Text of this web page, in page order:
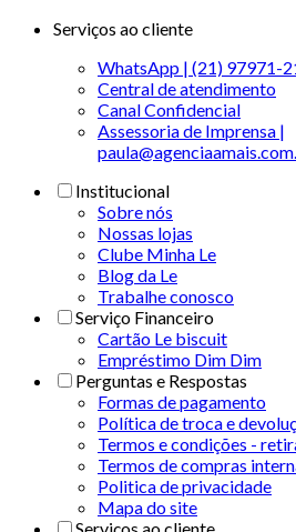
Serviços ao cliente
WhatsApp | (21) 97971-
Central de atendimento
Canal Confidencial
Assessoria de Imprensa |
Institucional
Sobre nós
Nossas lojas
Clube Minha Le
Blog da Le
Trabalhe conosco
Serviço Financeiro
Cartão Le biscuit
Empréstimo Dim Dim
Perguntas e Respostas
Formas de pagamento
Política de troca e
Termos e condições -
Termos de compras
Politica de privacidade
Mapa do site